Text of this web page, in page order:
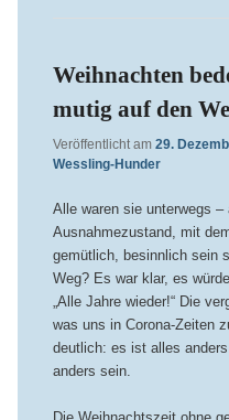
Weihnachten
mutig auf den
Veröffentlicht am 29.
Wessling-Hunder
Alle waren sie unterwegs
Ausnahmezustand, mit
gemütlich, besinnlich sein
Weg? Es war klar, es
„Alle Jahre wieder!“ Die
was uns in Corona-Zeiten
deutlich: es ist alles
anders sein.